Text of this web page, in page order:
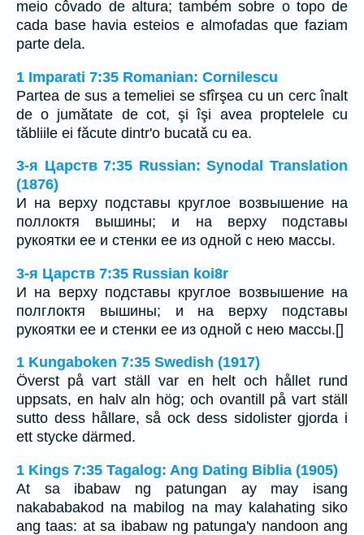
meio côvado de altura; também sobre o topo de
cada base havia esteios e almofadas que faziam
parte dela.
1 Imparati 7:35 Romanian: Cornilescu
Partea de sus a temeliei se sfîrşea cu un cerc înalt
de o jumătate de cot, şi îşi avea proptelele cu
tăbliile ei făcute dintr'o bucată cu ea.
3-я Царств 7:35 Russian: Synodal Translation
(1876)
И на верху подставы круглое возвышение на
поллоктя вышины; и на верху подставы
рукоятки ее и стенки ее из одной с нею массы.
3-я Царств 7:35 Russian koi8r
И на верху подставы круглое возвышение на
полглоктя вышины; и на верху подставы
рукоятки ее и стенки ее из одной с нею массы.[]
1 Kungaboken 7:35 Swedish (1917)
Överst på vart ställ var en helt och hållet rund
uppsats, en halv aln hög; och ovantill på vart ställ
sutto dess hållare, så ock dess sidolister gjorda i
ett stycke därmed.
1 Kings 7:35 Tagalog: Ang Dating Biblia (1905)
At sa ibabaw ng patungan ay may isang
nakababakod na mabilog na may kalahating siko
ang taas: at sa ibabaw ng patunga'y nandoon ang